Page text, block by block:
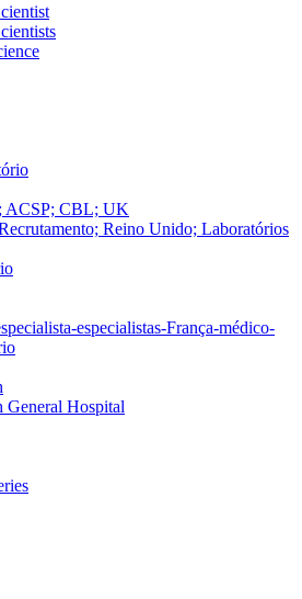
ACSP; CBL; UK
Reino Unido; Laboratórios
especialistas-França-médico-
General Hospital